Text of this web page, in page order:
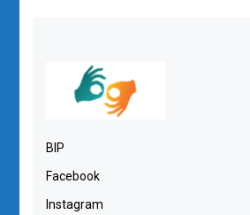
BIP
Facebook
Instagram